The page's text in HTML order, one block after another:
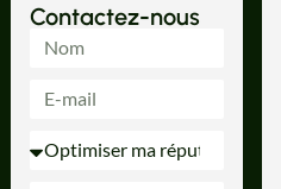
Contactez-nous